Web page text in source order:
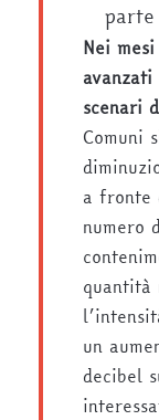
Nei
scenari
Comuni
a fronte
numero
quantità
un
decibel